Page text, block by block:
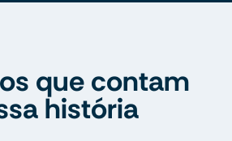
que contam
história